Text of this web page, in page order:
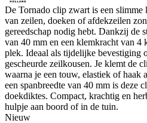
De Tornado clip zwart is een slimme
van zeilen, doeken of afdekzeilen
gereedschap nodig hebt. Dankzij de
van 40 mm en een klemkracht van
plek. Ideaal als tijdelijke bevestiging
gescheurde zeilkousen. Je klemt de
waarna je een touw, elastiek of haak
een spanbreedte van 40 mm is deze
doekdiktes. Compact, krachtig en
hulpje aan boord of in de tuin.
Nieuw